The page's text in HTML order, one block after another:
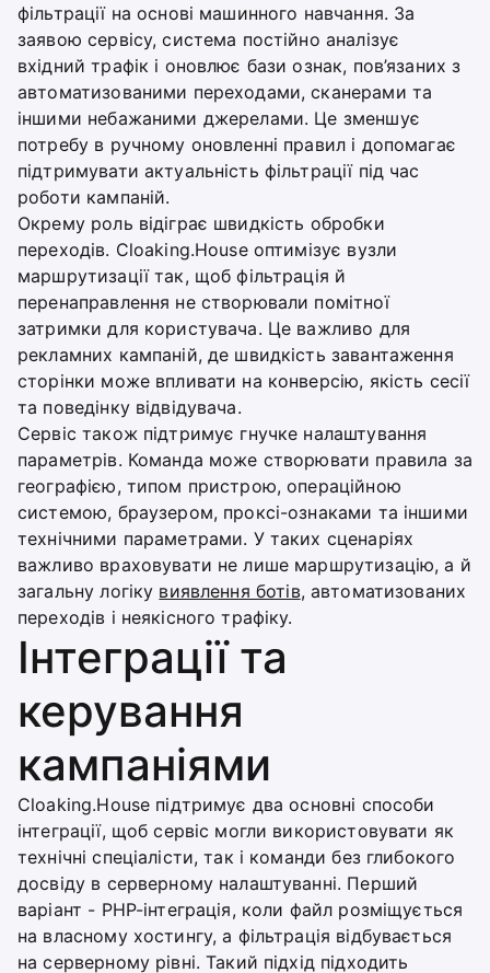
фільтрації на основі машинного навчання. За
заявою сервісу, система постійно аналізує
вхідний трафік і оновлює бази ознак, пов’язаних з
автоматизованими переходами, сканерами та
іншими небажаними джерелами. Це зменшує
потребу в ручному оновленні правил і допомагає
підтримувати актуальність фільтрації під час
роботи кампаній.
Окрему роль відіграє швидкість обробки
переходів. Cloaking.House оптимізує вузли
маршрутизації так, щоб фільтрація й
перенаправлення не створювали помітної
затримки для користувача. Це важливо для
рекламних кампаній, де швидкість завантаження
сторінки може впливати на конверсію, якість сесії
та поведінку відвідувача.
Сервіс також підтримує гнучке налаштування
параметрів. Команда може створювати правила за
географією, типом пристрою, операційною
системою, браузером, проксі-ознаками та іншими
технічними параметрами. У таких сценаріях
важливо враховувати не лише маршрутизацію, а й
загальну логіку виявлення ботів, автоматизованих
переходів і неякісного трафіку.
Інтеграції та
керування
кампаніями
Cloaking.House підтримує два основні способи
інтеграції, щоб сервіс могли використовувати як
технічні спеціалісти, так і команди без глибокого
досвіду в серверному налаштуванні. Перший
варіант - PHP-інтеграція, коли файл розміщується
на власному хостингу, а фільтрація відбувається
на серверному рівні. Такий підхід підходить